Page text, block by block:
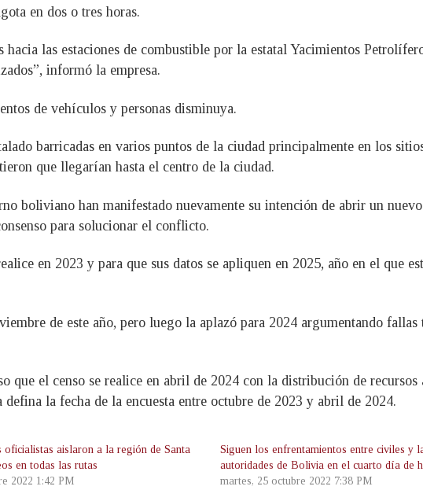
en dos o tres horas.
las estaciones de combustible por la estatal Yacimientos
informó la empresa.
de vehículos y personas disminuya.
barricadas en varios puntos de la ciudad principalmente en los
que llegarían hasta el centro de la ciudad.
boliviano han manifestado nuevamente su intención de abrir un
para solucionar el conflicto.
en 2023 y para que sus datos se apliquen en 2025, año en el que
de este año, pero luego la aplazó para 2024 argumentando fallas
que el censo se realice en abril de 2024 con la distribución de recursos
la fecha de la encuesta entre octubre de 2023 y abril de 2024.
oficialistas aislaron a la región de Santa
en todas las rutas
2022 1:42 PM
Siguen los enfrentamientos entre civiles y
autoridades de Bolivia en el cuarto día de
martes, 25 octubre 2022 7:38 PM